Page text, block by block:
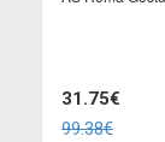
31.75€
99.38€